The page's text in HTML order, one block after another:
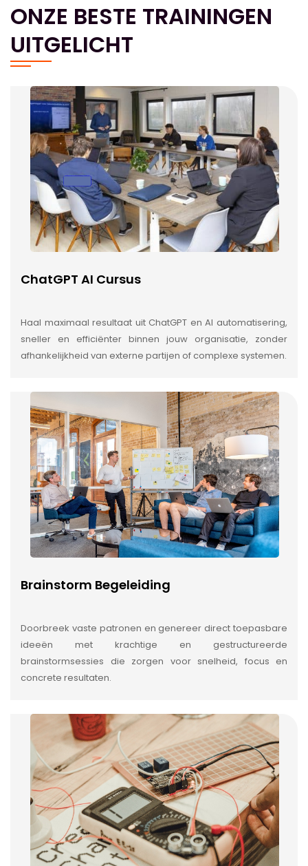
ONZE BESTE TRAININGEN
UITGELICHT
ChatGPT AI Cursus
Haal maximaal resultaat uit ChatGPT en AI automatisering,
sneller en efficiënter binnen jouw organisatie, zonder
afhankelijkheid van externe partijen of complexe systemen.
Brainstorm Begeleiding
Doorbreek vaste patronen en genereer direct toepasbare
ideeën met krachtige en gestructureerde
brainstormsessies die zorgen voor snelheid, focus en
concrete resultaten.